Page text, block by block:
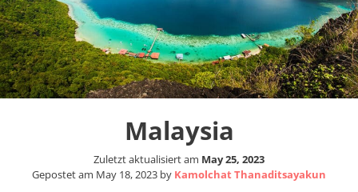
Malaysia
Zuletzt aktualisiert am May 25, 2023
Gepostet am May 18, 2023 by Kamolchat Thanaditsayakun